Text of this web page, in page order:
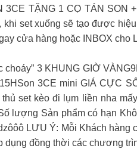
TẶNG 1 CỌ TÁN SON
set xuống sẽ tạo được
cửa hàng hoặc INBOX cho
choáy” 3 KHUNG GIỜ
3CE mini GIÁ CỰC
set kèo đi lụm liền nha
lượng Sản phẩm có hạn
LƯU Ý: Mỗi Khách
đồng thời các chương